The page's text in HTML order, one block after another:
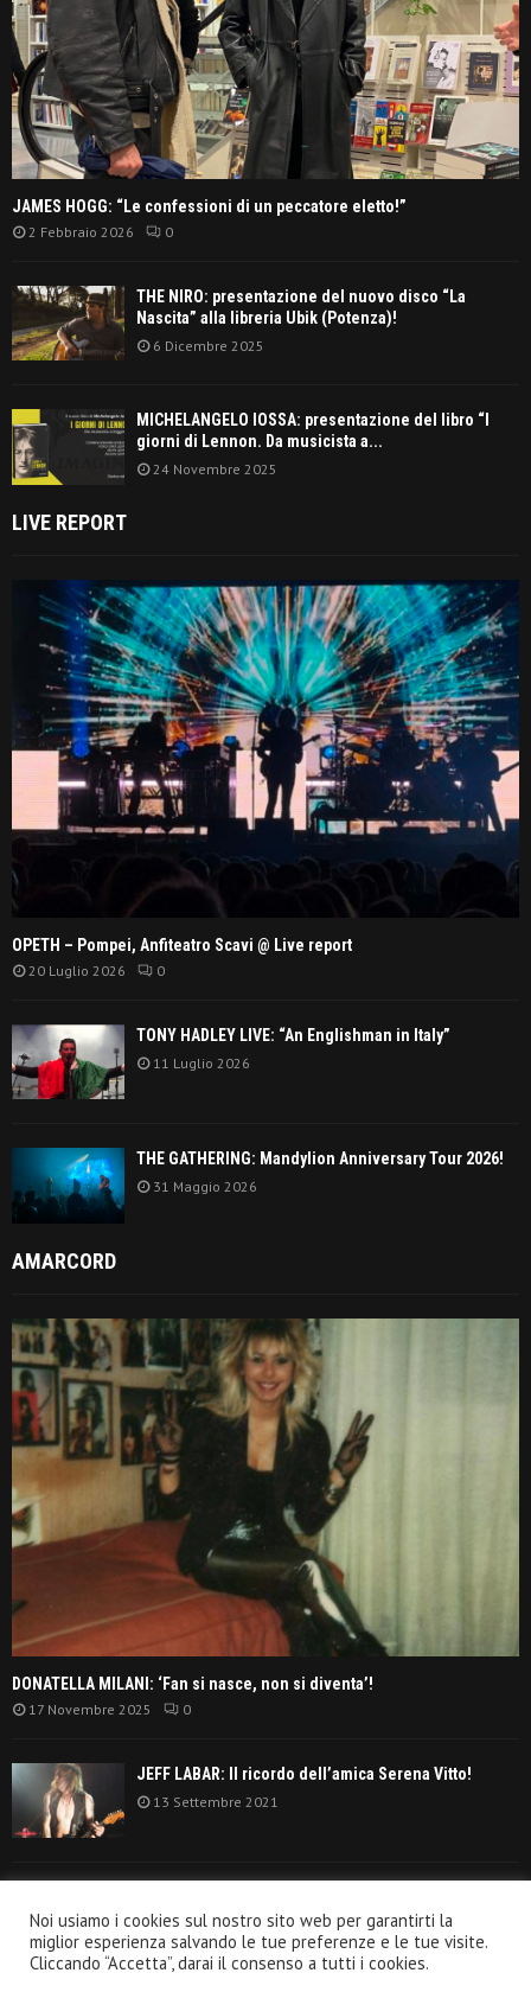
JAMES HOGG: “Le confessioni di un peccatore eletto!”
2 Febbraio 2026 0
THE NIRO: presentazione del nuovo disco “La
Nascita” alla libreria Ubik (Potenza)!
6 Dicembre 2025
MICHELANGELO IOSSA: presentazione del libro “I
giorni di Lennon. Da musicista a...
24 Novembre 2025
LIVE REPORT
OPETH – Pompei, Anfiteatro Scavi @ Live report
20 Luglio 2026 0
TONY HADLEY LIVE: “An Englishman in Italy”
11 Luglio 2026
THE GATHERING: Mandylion Anniversary Tour 2026!
31 Maggio 2026
AMARCORD
DONATELLA MILANI: ‘Fan si nasce, non si diventa’!
17 Novembre 2025 0
JEFF LABAR: Il ricordo dell’amica Serena Vitto!
13 Settembre 2021
settanta’!
30 Giugno 2021
Noi usiamo i cookies sul nostro sito web per garantirti la
miglior esperienza salvando le tue preferenze e le tue visite.
Cliccando “Accetta”, darai il consenso a tutti i cookies.